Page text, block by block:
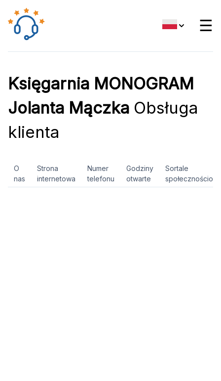
☰
Księgarnia MONOGRAM
Jolanta Mączka Obsługa
klienta
O
nas
Strona
internetowa
Numer
telefonu
Godziny
otwarte
Sortale